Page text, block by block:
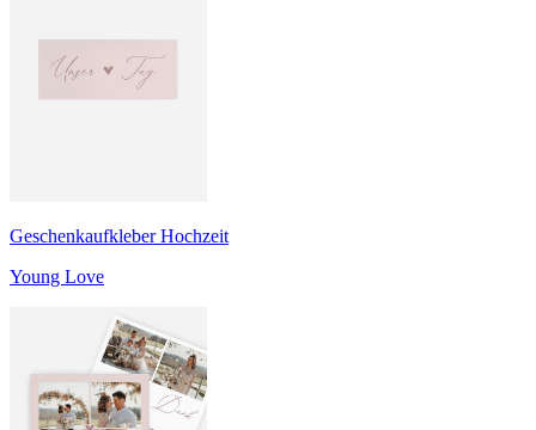
Geschenkaufkleber Hochzeit
Young Love